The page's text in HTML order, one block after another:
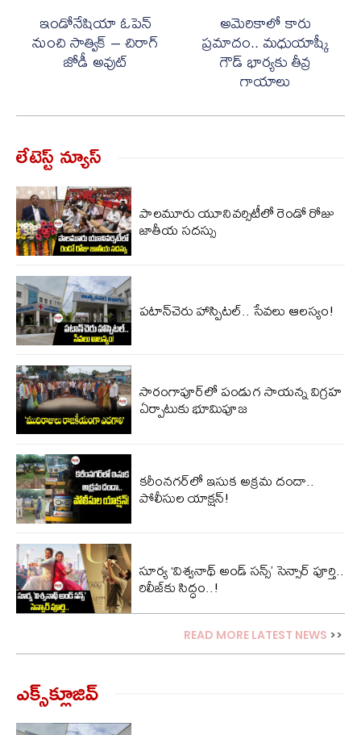
ఇండోనేషియా ఓపెన్
నుంచి సాత్విక్ – చిరాగ్
జోడీ అవుట్
అమెరికాలో కారు
ప్రమాదం.. మధుయాష్కీ
గౌడ్ భార్యకు తీవ్ర
గాయాలు
లేటెస్ట్ న్యూస్‌
పాలమూరు యూనివర్సిటీలో రెండో రోజు
జాతీయ సదస్సు
పటాన్‌చెరు హాస్పిటల్.. సేవలు ఆలస్యం!
సారంగాపూర్‌లో పండుగ సాయన్న విగ్రహ
ఏర్పాటుకు భూమిపూజ
కరీంనగర్‌లో ఇసుక అక్రమ దందా..
పోలీసుల యాక్షన్​!
సూర్య ‘విశ్వనాథ్ అండ్ సన్స్’ సెన్సార్ పూర్తి..
రిలీజ్‌కు సిద్ధం..!
READ MORE LATEST NEWS >>
ఎక్స్‌క్లూజివ్‌